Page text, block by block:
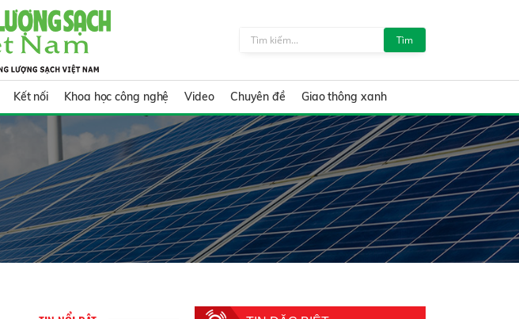
Tìm
Kết nối Khoa học công nghệ Video Chuyên đề Giao thông xanh